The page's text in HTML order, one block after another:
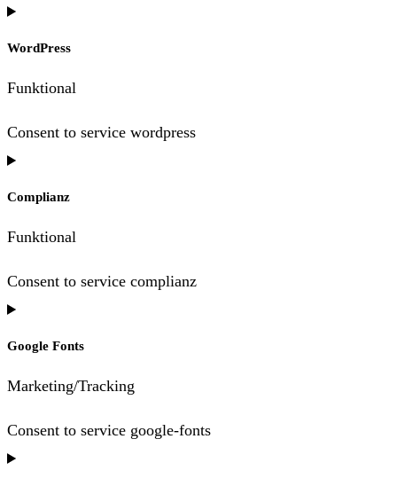
WordPress
Funktional
Consent to service wordpress
Complianz
Funktional
Consent to service complianz
Google Fonts
Marketing/Tracking
Consent to service google-fonts